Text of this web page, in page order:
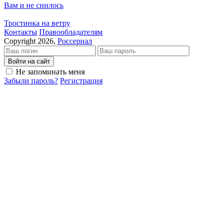
Вам и не снилось
Тростинка на ветру
Кон­так­ты Пра­во­об­ла­да­те­лям
Copyright 2026, Россериал
Войти на сайт
Не запоминать меня
Забыли пароль? Регистрация